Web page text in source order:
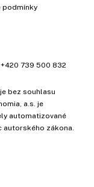
podmínky
+420 739 500 832
bez souhlasu
a.s. je
automatizované
autorského zákona.